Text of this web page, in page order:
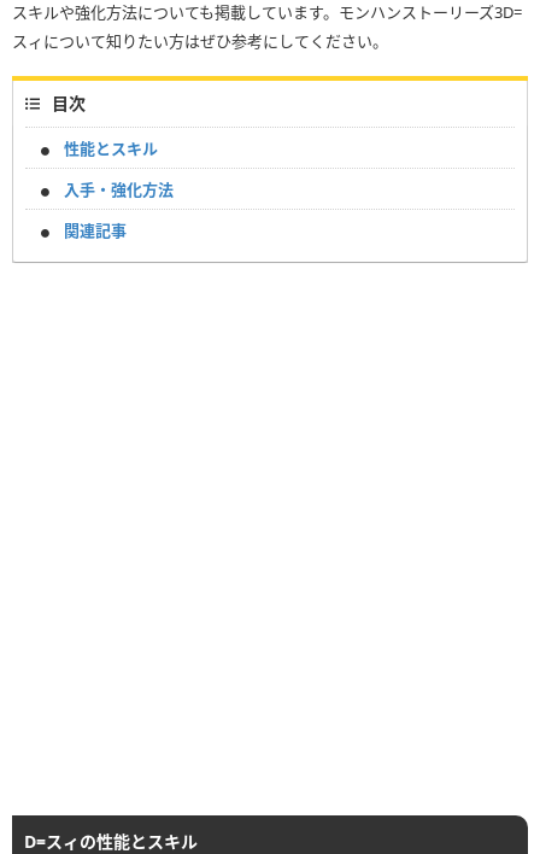
スキルや強化方法についても掲載しています。モンハンストーリーズ3D=
スィについて知りたい方はぜひ参考にしてください。
目次
性能とスキル
入手・強化方法
関連記事
D=スィの性能とスキル